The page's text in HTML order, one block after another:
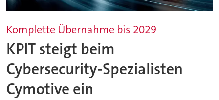
Komplette Übernahme bis 2029
KPIT steigt beim
Cybersecurity-Spezialisten
Cymotive ein